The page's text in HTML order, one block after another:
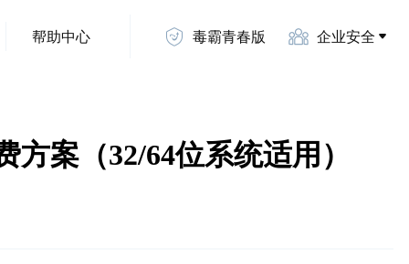
帮助中心 毒霸青春版 企业安全
案（32/64位系统适用）